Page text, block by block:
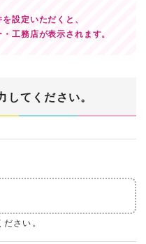
設定いただくと、
工務店が表示されます。
てください。
さい。